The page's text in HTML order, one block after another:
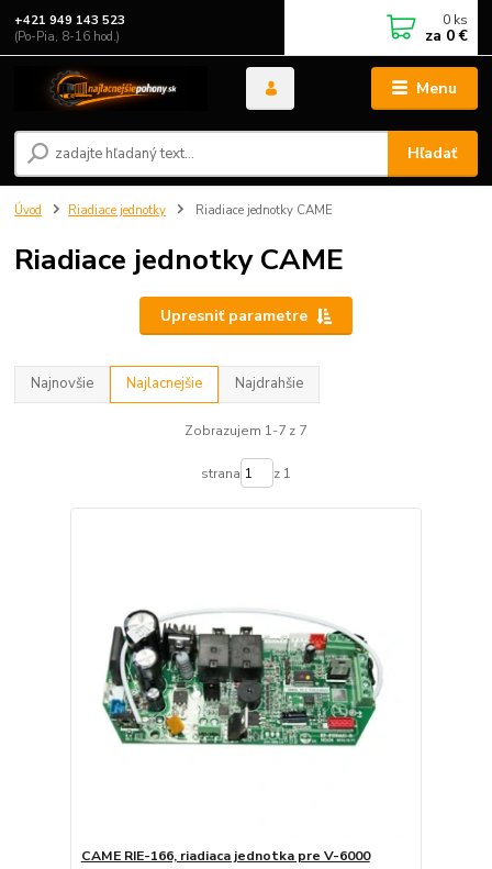
Menu
Hľadať
+421 949 143 523
(Po-Pia, 8-16 hod.)
0 ks
za 0 €
Úvod Riadiace jednotky Riadiace jednotky CAME
Riadiace jednotky CAME
Upresniť parametre
Najnovšie Najlacnejšie Najdrahšie
Zobrazujem 1-7 z 7
strana z 1
CAME RIE-166, riadiaca jednotka pre V-6000